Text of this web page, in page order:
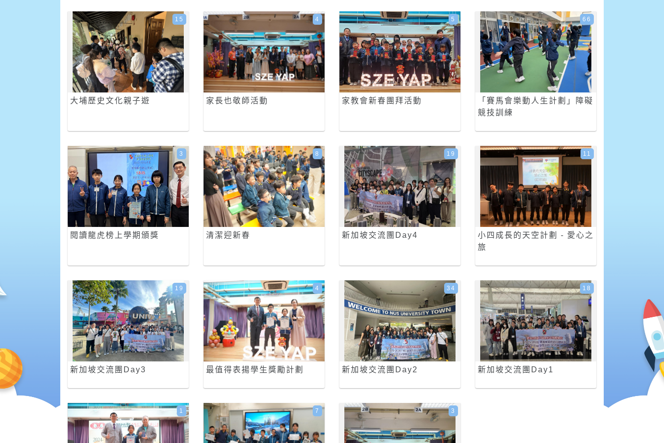
大埔歷史文化親子遊
15
家長也敬師活動
4
家教會新春團拜活動
5
「賽馬會樂動人生計劃」障礙
競技訓練
66
閱讀龍虎榜上學期頒獎
3
清潔迎新春
8
新加坡交流團Day4
19
小四成長的天空計劃 - 愛心之
旅
11
新加坡交流團Day3
19
最值得表揚學生獎勵計劃
4
新加坡交流團Day2
34
新加坡交流團Day1
18
1 7 3